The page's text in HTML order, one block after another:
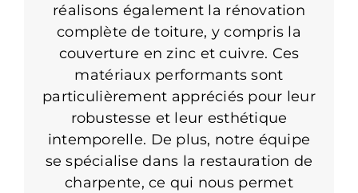
réalisons également la rénovation
complète de toiture, y compris la
couverture en zinc et cuivre. Ces
matériaux performants sont
particulièrement appréciés pour leur
robustesse et leur esthétique
intemporelle. De plus, notre équipe
se spécialise dans la restauration de
charpente, ce qui nous permet